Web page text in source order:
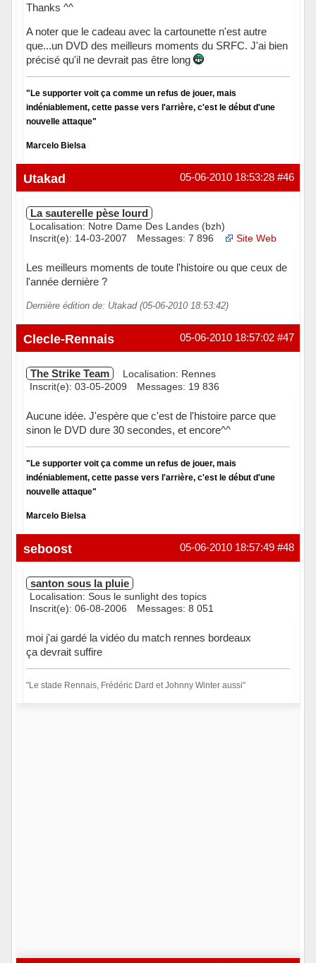
Thanks ^^
A noter que le cadeau avec la cartounette n'est autre
que...un DVD des meilleurs moments du SRFC. J'ai bien
précisé qu'il ne devrait pas être long
"Le supporter voit ça comme un refus de jouer, mais
indéniablement, cette passe vers l'arrière, c'est le début d'une
nouvelle attaque"
Marcelo Bielsa
Hors ligne #46
05-06-2010 18:53:28
Utakad
La sauterelle pèse lourd
Localisation: Notre Dame Des Landes (bzh)
Inscrit(e): 14-03-2007
Messages: 7 896 Site Web
Les meilleurs moments de toute l'histoire ou que ceux de
l'année dernière ?
Dernière édition de: Utakad (05-06-2010 18:53:42)
Hors ligne #47
05-06-2010 18:57:02
Clecle-Rennais
The Strike Team
Localisation: Rennes
Inscrit(e): 03-05-2009
Messages: 19 836
Aucune idée. J'espère que c'est de l'histoire parce que
sinon le DVD dure 30 secondes, et encore^^
"Le supporter voit ça comme un refus de jouer, mais
indéniablement, cette passe vers l'arrière, c'est le début d'une
nouvelle attaque"
Marcelo Bielsa
Hors ligne #48
05-06-2010 18:57:49
seboost
santon sous la pluie
Localisation: Sous le sunlight des topics
Inscrit(e): 06-08-2006
Messages: 8 051
moi j'ai gardé la vidéo du match rennes bordeaux
ça devrait suffire
"Le stade Rennais, Frédéric Dard et Johnny Winter aussi"